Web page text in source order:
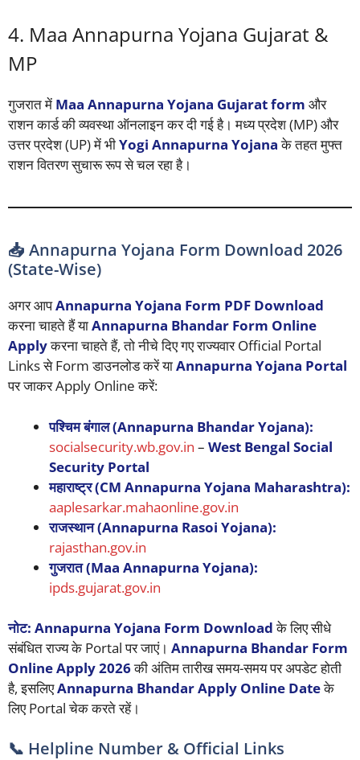
4. Maa Annapurna Yojana Gujarat &
MP
गुजरात में Maa Annapurna Yojana Gujarat form और
राशन कार्ड की व्यवस्था ऑनलाइन कर दी गई है। मध्य प्रदेश (MP) और
उत्तर प्रदेश (UP) में भीYogi Annapurna Yojanaके तहत मुफ्त
राशन वितरण सुचारू रूप से चल रहा है।
📥 Annapurna Yojana Form Download 2026
(State-Wise)
अगर आपAnnapurna Yojana Form PDF Download
करना चाहते हैं याAnnapurna Bhandar Form Online
Applyकरना चाहते हैं, तो नीचे दिए गए राज्यवार Official Portal
Links से Form डाउनलोड करें याAnnapurna Yojana Portal
पर जाकर Apply Online करें:
पश्चिम बंगाल (Annapurna Bhandar Yojana):
socialsecurity.wb.gov.in – West Bengal Social
Security Portal
महाराष्ट्र (CM Annapurna Yojana Maharashtra):
aaplesarkar.mahaonline.gov.in
राजस्थान (Annapurna Rasoi Yojana):
rajasthan.gov.in
गुजरात (Maa Annapurna Yojana):
ipds.gujarat.gov.in
नोट: Annapurna Yojana Form Downloadके लिए सीधे
संबंधित राज्य के Portal पर जाएं। Annapurna Bhandar Form
Online Apply 2026की अंतिम तारीख समय-समय पर अपडेट होती
है, इसलिएAnnapurna Bhandar Apply Online Dateके
लिए Portal चेक करते रहें।
📞 Helpline Number & Official Links